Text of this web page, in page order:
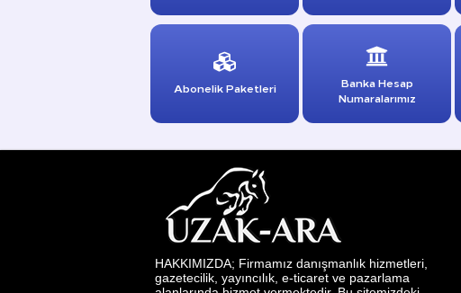
Abonelik Paketleri
Banka Hesap
Numaralarımız
HAKKIMIZDA; Firmamız danışmanlık hizmetleri,
gazetecilik, yayıncılık, e-ticaret ve pazarlama